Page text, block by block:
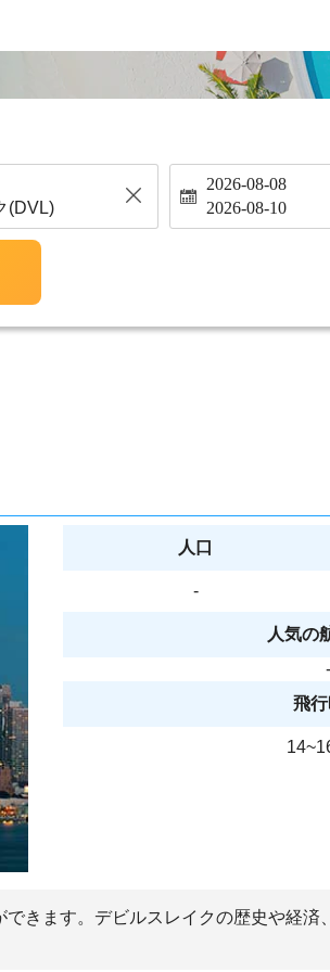
2026-08-08
2026-08-10
人口
-
人気の
-
飛
きます。デビルスレイクの歴史や経済